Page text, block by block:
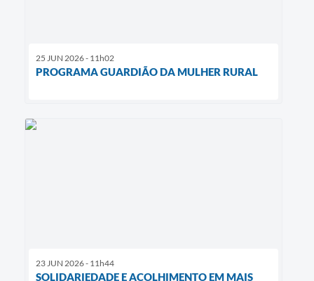
25 JUN 2026 - 11h02
PROGRAMA GUARDIÃO DA MULHER RURAL
23 JUN 2026 - 11h44
SOLIDARIEDADE E ACOLHIMENTO EM MAIS